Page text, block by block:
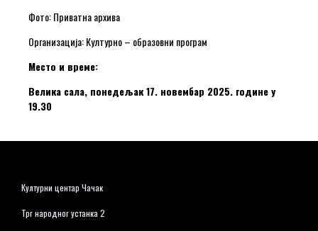
Фото: Приватна архива
Организација: Културно – образовни програм
Место и време:
Велика сала, понедељак 17. новембар 2025. године у
19.30
Културни центар Чачак
Трг народног устанка 2